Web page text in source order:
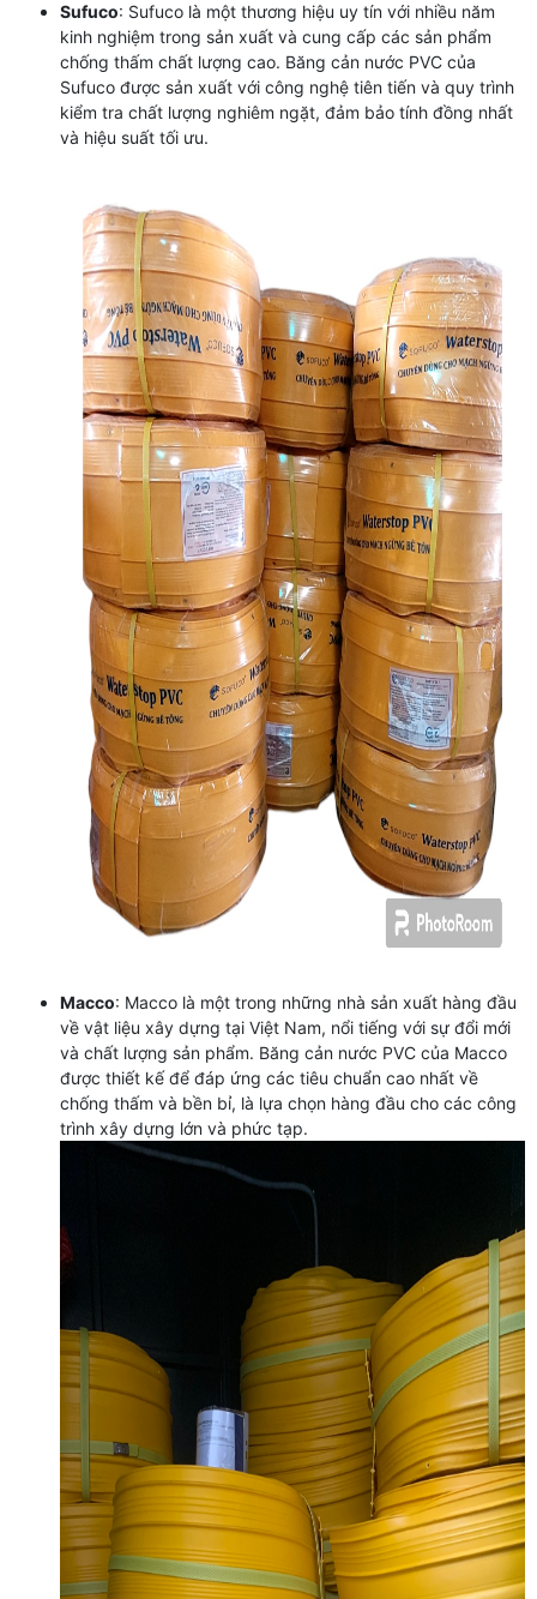
Sufuco: Sufuco là một thương hiệu uy tín với nhiều năm
kinh nghiệm trong sản xuất và cung cấp các sản phẩm
chống thấm chất lượng cao. Băng cản nước PVC của
Sufuco được sản xuất với công nghệ tiên tiến và quy trình
kiểm tra chất lượng nghiêm ngặt, đảm bảo tính đồng nhất
và hiệu suất tối ưu.
Macco: Macco là một trong những nhà sản xuất hàng đầu
về vật liệu xây dựng tại Việt Nam, nổi tiếng với sự đổi mới
và chất lượng sản phẩm. Băng cản nước PVC của Macco
được thiết kế để đáp ứng các tiêu chuẩn cao nhất về
chống thấm và bền bỉ, là lựa chọn hàng đầu cho các công
trình xây dựng lớn và phức tạp.